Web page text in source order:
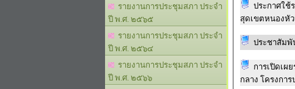
รายงานการประชุมสภา ประจำ
ปี พ.ศ. ๒๕๖๕
รายงานการประชุมสภา ประจำ
ปี พ.ศ. ๒๕๖๔
รายงานการประชุมสภา ประจำ
ปี พ.ศ. ๒๕๖๖
ประกาศใช้
สุดเขตหนองหั
ประชาสัมพั
การเปิดเผ
กลาง โครงการ